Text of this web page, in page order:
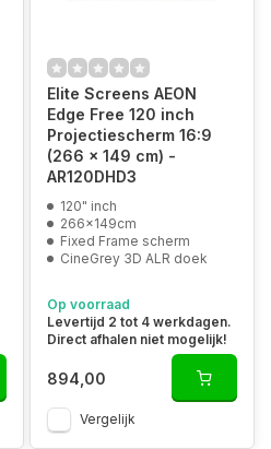
Elite Screens AEON
Edge Free 120 inch
Projectiescherm 16:9
(266 x 149 cm) -
AR120DHD3
120" inch
266x149cm
Fixed Frame scherm
CineGrey 3D ALR doek
Op voorraad
Levertijd 2 tot 4 werkdagen.
Direct afhalen niet mogelijk!
894,00
Vergelijk